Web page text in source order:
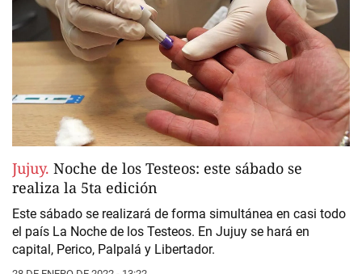
Jujuy. Noche de los Testeos: este sábado se
realiza la 5ta edición
Este sábado se realizará de forma simultánea en casi todo
el país La Noche de los Testeos. En Jujuy se hará en
capital, Perico, Palpalá y Libertador.